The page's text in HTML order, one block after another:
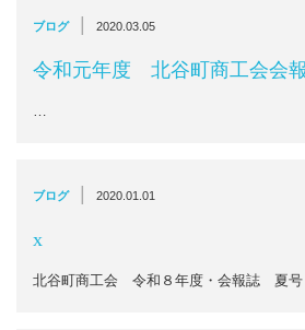
ブログ | 2020.03.05
令和元年度 北谷町商工会会
ブログ | 2020.01.01
x
北谷町商工会 令和８年度・会報誌 夏号